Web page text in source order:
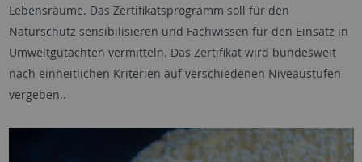
Lebensräume. Das Zertifikatsprogramm soll für den
Naturschutz sensibilisieren und Fachwissen für den Einsatz in
Umweltgutachten vermitteln. Das Zertifikat wird bundesweit
nach einheitlichen Kriterien auf verschiedenen Niveaustufen
vergeben..